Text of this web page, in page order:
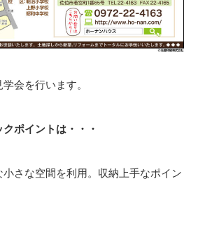
会を行います。
ポイントは・・・
小さな空間を利用。収納上手なポイン